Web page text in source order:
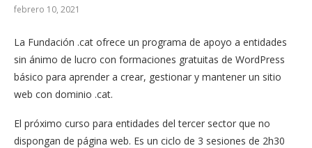
febrero 10, 2021
La Fundación .cat ofrece un programa de apoyo a entidades
sin ánimo de lucro con formaciones gratuitas de WordPress
básico para aprender a crear, gestionar y mantener un sitio
web con dominio .cat.
El próximo curso para entidades del tercer sector que no
dispongan de página web. Es un ciclo de 3 sesiones de 2h30